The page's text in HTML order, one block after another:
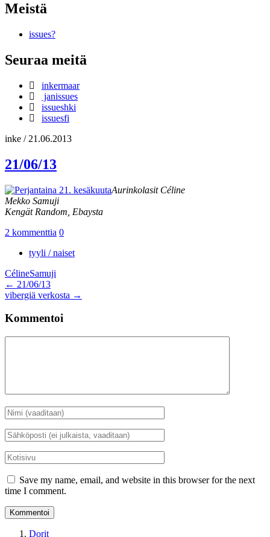
Meistä
issues?
Seuraa meitä
inkermaar
janissues
issueshki
issuesfi
inke / 21.06.2013
21/06/13
Aurinkolasit Céline
Mekko Samuji
Kengät Random, Ebaysta
2 kommenttia 0
tyyli / naiset
CélineSamuji
Artikkelien
selaus
← 21/06/13
vibergiä verkosta →
Kommentoi
Nimi
*
Sähköposti
*
Kotisivu
Save my name, email, and website in this browser for the next
time I comment.
Dorit